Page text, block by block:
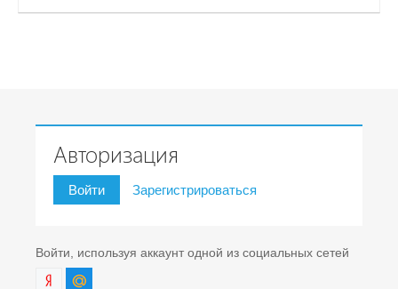
Авторизация
Войти Зарегистрироваться
Войти, используя аккаунт одной из социальных сетей